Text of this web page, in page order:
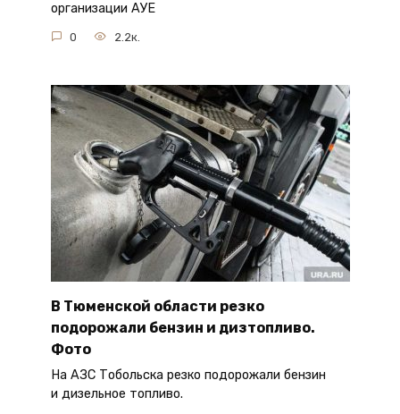
организации АУЕ
0 2.2к.
В Тюменской области резко
подорожали бензин и дизтопливо.
Фото
На АЗС Тобольска резко подорожали бензин
и дизельное топливо.